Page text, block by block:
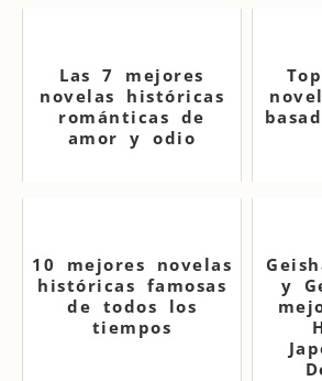
Las 7 mejores
novelas históricas
románticas de
amor y odio
10 mejores novelas
históricas famosas
de todos los
tiempos
y